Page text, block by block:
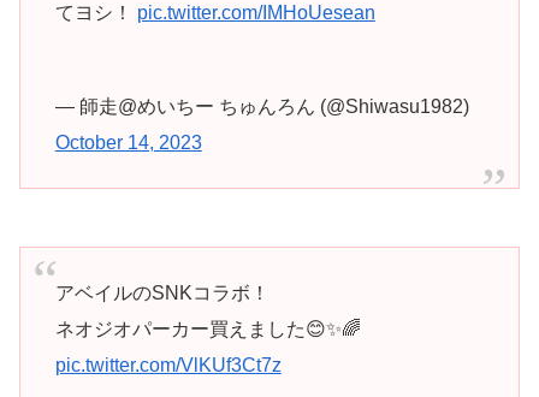
てヨシ！ pic.twitter.com/IMHoUesean
— 師走@めいちー ちゅんろん (@Shiwasu1982)
October 14, 2023
アベイルのSNKコラボ！
ネオジオパーカー買えました😊✨🌈
pic.twitter.com/VlKUf3Ct7z